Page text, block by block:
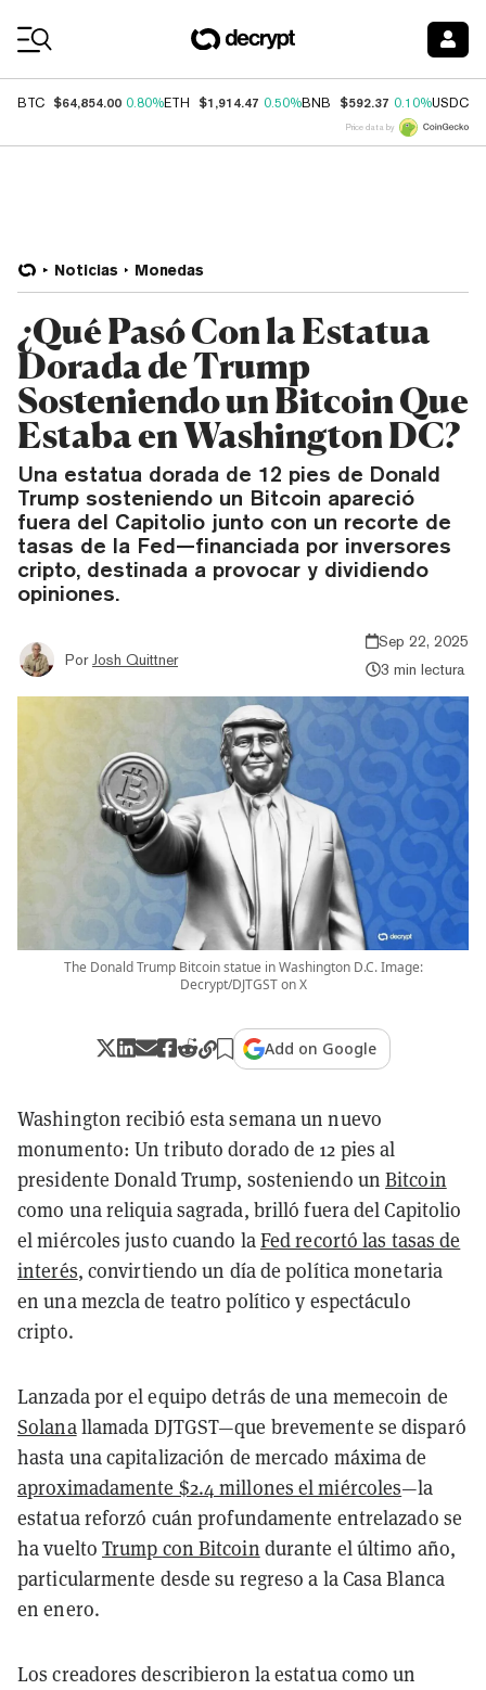
BTC $64,854.00 0.80%ETH $1,914.47 0.50%BNB $592.37 0.10%USDC
Price data by
Noticias Monedas
¿Qué Pasó Con la Estatua
Dorada de Trump
Sosteniendo un Bitcoin Que
Estaba en Washington DC?
Una estatua dorada de 12 pies de Donald
Trump sosteniendo un Bitcoin apareció
fuera del Capitolio junto con un recorte de
tasas de la Fed—financiada por inversores
cripto, destinada a provocar y dividiendo
opiniones.
Por Josh Quittner
Sep 22, 2025
3 min lectura
The Donald Trump Bitcoin statue in Washington D.C. Image:
Decrypt/DJTGST on X
Add on Google
Washington recibió esta semana un nuevo
monumento: Un tributo dorado de 12 pies al
presidente Donald Trump, sosteniendo unBitcoin
como una reliquia sagrada, brilló fuera del Capitolio
el miércoles justo cuando laFed recortó las tasas de
interés, convirtiendo un día de política monetaria
en una mezcla de teatro político y espectáculo
cripto.
Lanzada por el equipo detrás de una memecoin de
Solanallamada DJTGST—que brevemente se disparó
hasta una capitalización de mercado máxima de
aproximadamente $2.4 millones el miércoles—la
estatua reforzó cuán profundamente entrelazado se
ha vuelto Trump con Bitcoin durante el último año,
particularmente desde su regreso a la Casa Blanca
en enero.
Los creadores describieron la estatua como un